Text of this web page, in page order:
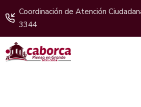
Coordinación de Atención
3344
Inicio